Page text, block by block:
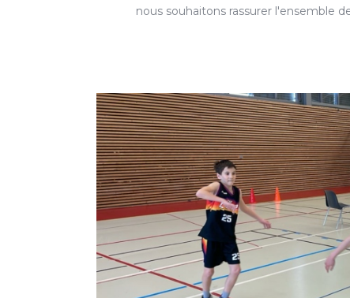
nous souhaitons rassurer l'ensemble